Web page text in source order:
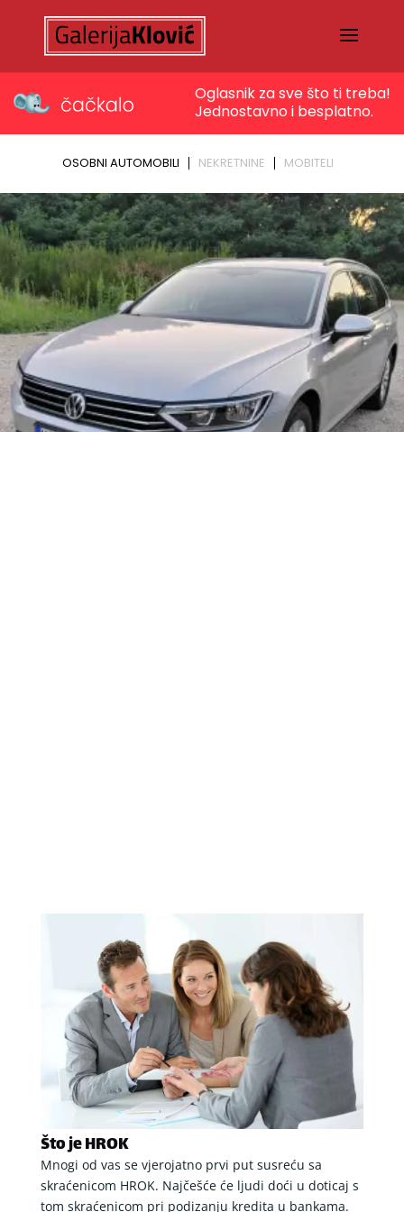
Što je HROK
Mnogi od vas se vjerojatno prvi put susreću sa
skraćenicom HROK. Najčešće će ljudi doći u doticaj s
tom skraćenicom pri podizanju kredita u bankama.